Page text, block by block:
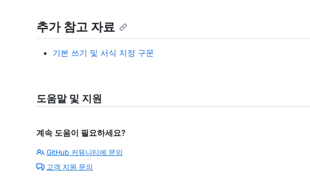
추가 참고 자료
기본 쓰기 및 서식 지정 구문
도움말 및 지원
계속 도움이 필요하세요?
GitHub 커뮤니티에 문의
고객 지원 문의